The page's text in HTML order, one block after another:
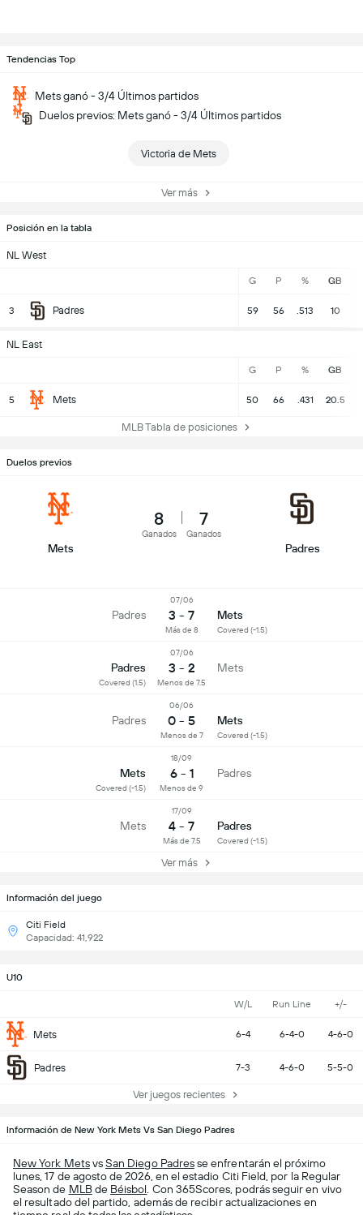
Tendencias Top
Mets ganó - 3/4 Últimos partidos
Duelos previos: Mets ganó - 3/4 Últimos partidos
Victoria de Mets
Ver más
Posición en la tabla
NL West
G P % GB
3 Padres 59 56 .513 10
NL East
G P % GB
5 Mets 50 66 .431 20.5
MLB Tabla de posiciones
Información del juego
Citi Field
Capacidad: 41,922
U10
W/L Run Line +/-
Mets 6-4 6-4-0 4-6-0
Padres 7-3 4-6-0 5-5-0
Ver juegos recientes
Duelos previos
Mets
8
Ganados
7
Ganados
Padres
Padres
07/06
3 - 7 Mets
Covered (-1.5)
Más de 8
Padres
Covered (1.5)
07/06
3 - 2 Mets
Menos de 7.5
Padres
06/06
0 - 5 Mets
Covered (-1.5)
Menos de 7
Mets
Covered (-1.5)
18/09
6 - 1 Padres
Menos de 9
Mets
17/09
4 - 7 Padres
Covered (-1.5)
Más de 7.5
Ver más
Información de New York Mets Vs San Diego Padres
New York MetsvsSan Diego Padresse enfrentarán el próximo
lunes, 17 de agosto de 2026, en el estadio Citi Field, por la Regular
Season de MLB de Béisbol . Con 365Scores, podrás seguir en vivo
el resultado del partido, además de recibir actualizaciones en